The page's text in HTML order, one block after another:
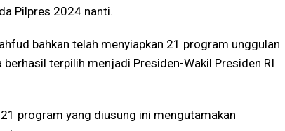
Pilpres 2024 nanti.
bahkan telah menyiapkan 21 program unggulan
terpilih menjadi Presiden-Wakil Presiden RI
program yang diusung ini mengutamakan